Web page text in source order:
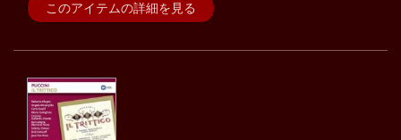
このアイテムの詳細を見る